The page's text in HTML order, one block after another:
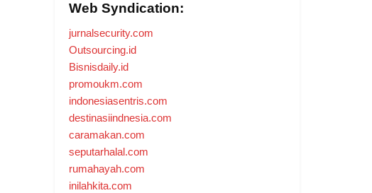
Web Syndication:
jurnalsecurity.com
Outsourcing.id
Bisnisdaily.id
promoukm.com
indonesiasentris.com
destinasiindnesia.com
caramakan.com
seputarhalal.com
rumahayah.com
inilahkita.com